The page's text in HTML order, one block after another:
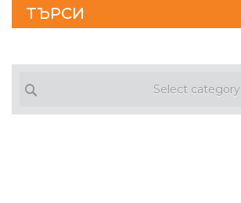
ТЪРСИ
Select category